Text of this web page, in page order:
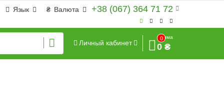
+38 (067) 364 71 72
₴ Валюта
Язык
Личный кабинет
0
Сумма
0 ₴